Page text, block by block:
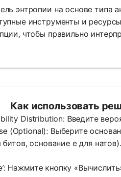
энтропии на основе
инструменты и
чтобы правильно
Как использовать
Distribution: Введите
(Optional): Выберите
основание e для
Нажмите кнопку